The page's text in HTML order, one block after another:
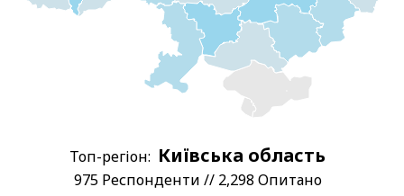
Топ-регіон: Київська область
975 Респонденти // 2,298 Опитано